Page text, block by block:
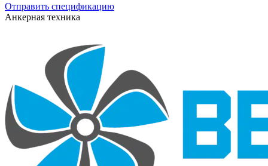
Отправить спецификацию
Анкерная техника